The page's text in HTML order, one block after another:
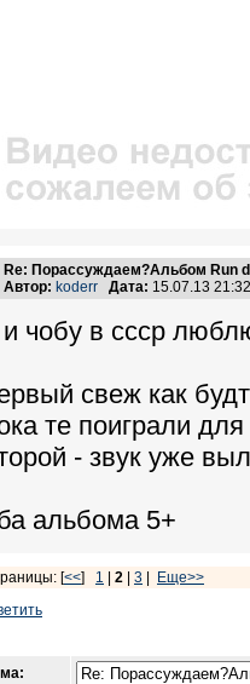
Re: Порассуждаем?Альбом Run
Автор: koderr Дата: 15.07.13
чобу в ссср
свеж как
те поиграли
- звук уже
альбома 5+
[<<] 1 2 3
Еще>>